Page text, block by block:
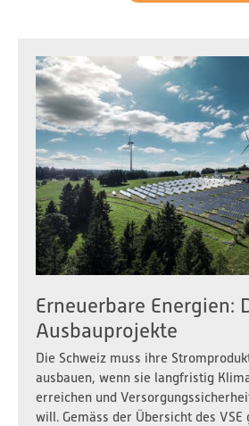
Erneuerbare Energien:
Ausbauprojekte
Die Schweiz muss ihre
ausbauen, wenn sie langfristig
erreichen und
will. Gemäss der Übersicht des